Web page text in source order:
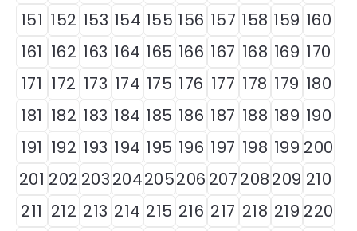
151 152 153 154 155 156 157 158 159 160
161 162 163 164 165 166 167 168 169 170
171 172 173 174 175 176 177 178 179 180
181 182 183 184 185 186 187 188 189 190
191 192 193 194 195 196 197 198 199 200
201 202 203204205206 207208209 210
211 212 213 214 215 216 217 218 219 220